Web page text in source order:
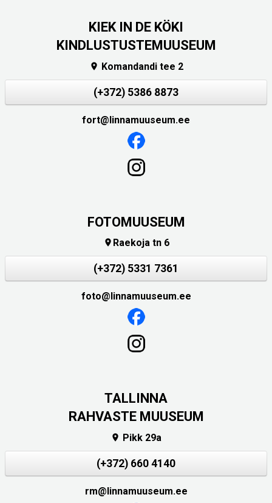
KIEK IN DE KÖKI
KINDLUSTUSTEMUUSEUM
 Komandandi tee 2
(+372) 5386 8873
fort@linnamuuseum.ee
FOTOMUUSEUM
 Raekoja tn 6
(+372) 5331 7361
foto@linnamuuseum.ee
TALLINNA
RAHVASTE MUUSEUM
 Pikk 29a
(+372) 660 4140
rm@linnamuuseum.ee